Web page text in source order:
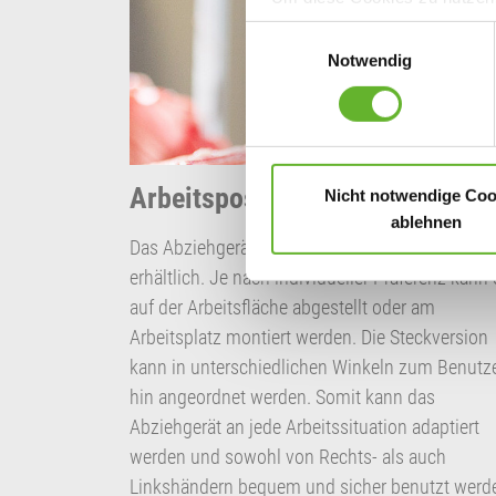
uns mit Klick auf „Alle
Ihre erteilte Einwilligung
im auf der Webseite
Weitere Informationen
Notwendig
Nicht notwendige
ablehnen
Arbeitsposition
Das Abziehgerät ist als Tisch- und Steckversion
erhältlich. Je nach individueller Präferenz kann
auf der Arbeitsfläche abgestellt oder am
Arbeitsplatz montiert werden. Die Steckversion
kann in unterschiedlichen Winkeln zum
hin angeordnet werden. Somit kann das
Abziehgerät an jede Arbeitssituation adaptiert
werden und sowohl von Rechts- als auch
Linkshändern bequem und sicher benutzt